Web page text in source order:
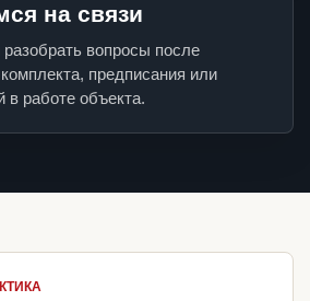
на связи
вопросы после
предписания или
в работе объекта.